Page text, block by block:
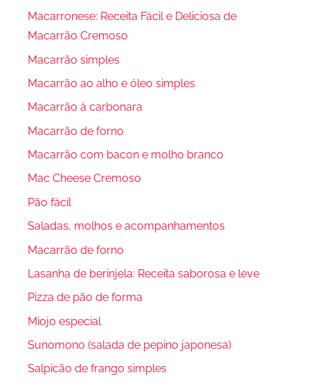
Macarronese: Receita Fácil e Deliciosa de
Macarrão Cremoso
Macarrão simples
Macarrão ao alho e óleo simples
Macarrão à carbonara
Macarrão de forno
Macarrão com bacon e molho branco
Mac Cheese Cremoso
Pão fácil
Saladas, molhos e acompanhamentos
Macarrão de forno
Lasanha de berinjela: Receita saborosa e leve
Pizza de pão de forma
Miojo especial
Sunomono (salada de pepino japonesa)
Salpicão de frango simples